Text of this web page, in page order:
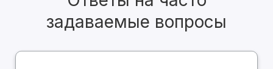
Глянцевые
задаваемые вопросы